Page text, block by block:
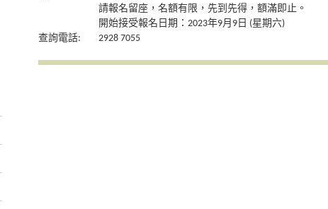
請報名留座，名額有限，先到先得，額滿即止。
開始接受報名日期：2023年9月9日 (星期六)
查詢電話:
2928 7055